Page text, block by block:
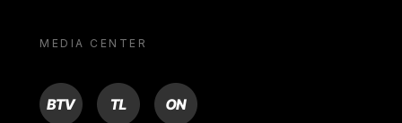
MEDIA CENTER
BTV TL ON